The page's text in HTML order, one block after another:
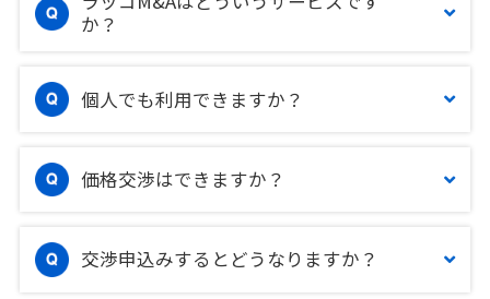
か？
個人でも利用できますか？
価格交渉はできますか？
交渉申込みするとどうなりますか？